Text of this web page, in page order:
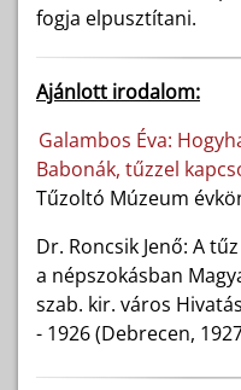
fogja elpusztítani.
Ajánlott irodalom:
Galambos Éva:
Babonák, tűzzel
Tűzoltó Múzeum
Dr. Roncsik Jenő: A
a népszokásban
szab. kir. város
- 1926 (Debrecen,